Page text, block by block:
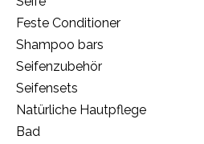
Feste Conditioner
Shampoo bars
Seifenzubehör
Seifensets
Natürliche Hautpflege
Bad